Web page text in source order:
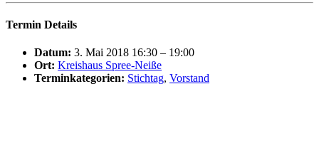
Termin Details
Datum: 3. Mai 2018 16:30 – 19:00
Ort: Kreishaus Spree-Neiße
Terminkategorien: Stichtag, Vorstand